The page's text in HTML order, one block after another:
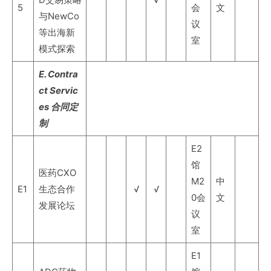
5
与NewCo
等出海新
模式探索
会
议
室
文
E. Contra
ct Servic
es 合同定
制
E1
医药CXO
生态合作
发展论坛
√ √
E2
馆
M2
0会
议
室
中
文
E1